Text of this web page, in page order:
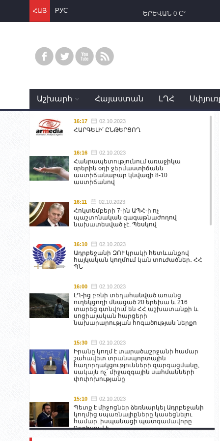
ՀԱՅ РУС ԵՐԵՎԱՆ 0 C°
Աշխարհ Հայաստան ԼՂՀ
16:17 02.10.2023
ՀԱՐԳԵԼԻ՛ ԸՆԹԵՐՑՈՂ
16:16 02.10.2023
Հանրապետությունում առաջիկա
օրերին օդի ջերմաստիճանն
աստիճանաբար կնվազի 8-10
աստիճանով
16:11 02.10.2023
Հոկտեմբերի 7-ին ԱՊՀ-ի ոչ
պաշտոնական գագաթնաժողով
նախատեսված չէ. Պեսկով
16:10 02.10.2023
Ադրբեջանի ԶՈՒ կրակի հետևանքով
հայկական կողմում կան տուժածներ․ ՀՀ
ՊՆ
16:00 02.10.2023
ԼՂ-ից բռնի տեղահանված առանց
ուղեկցողի մնացած 20 երեխա և 216
տարեց գտնվում են ՀՀ աշխատանքի և
սոցիալական հարցերի
նախարարության հոգածության ներքո
15:30 02.10.2023
Իրանը կողմ է տարածաշրջանի համար
շահավետ տրանսպորտային
հաղորդակցությունների զարգացմանը,
սակայն ոչ՝ միջազգային սահմանների
փոփոխությանը
15:10 02.10.2023
Պետք է միջոցներ ձեռնարկել Ադրբեջանի
կողմից սպառնալիքները կասեցնելու
համար. իսպանացի պատգամավորը
Գորիսում է